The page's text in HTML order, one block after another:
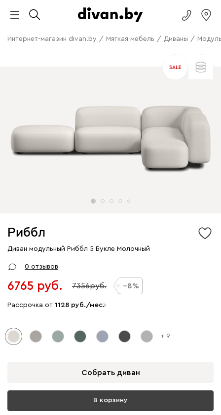
Интернет-магазин divan.by / Мягкая мебель / Диваны /
Риббл
Диван модульный Риббл 5 Букле Молочный
0 отзывов
6765 7356 8
Рассрочка от 1128 /мес.
+ 9
Собрать диван
В корзину